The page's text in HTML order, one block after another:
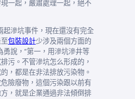
一起，嚴肅處理一起，絕不
起滲坑事件，現在還沒有完全
包裝設計少涉及兩個方面的
勇說，“第一，用滲坑滲井等
污。不管滲坑怎么形成的，
，都是在非法排放污染物。
險廢物，這個污染跟以前有
，就是企業通過非法傾倒排